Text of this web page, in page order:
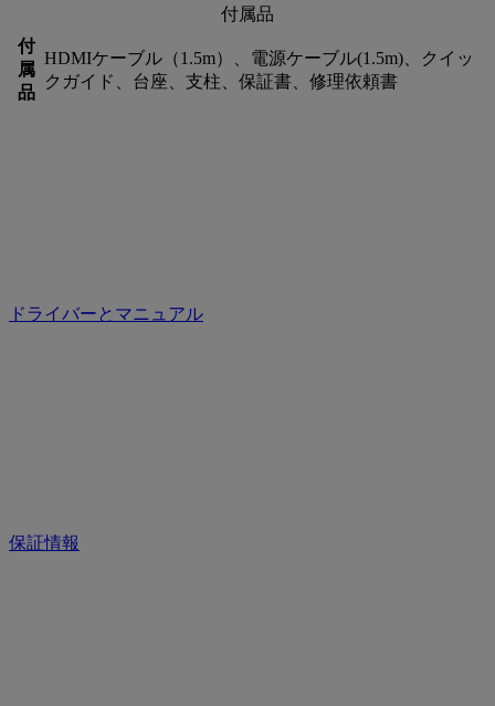
付属品
付
属
品
HDMIケーブル（1.5m）、電源ケーブル(1.5m)、クイッ
クガイド、台座、支柱、保証書、修理依頼書
ドライバーとマニュアル
保証情報